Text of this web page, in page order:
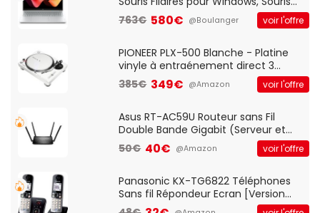
Optique Filaire, Connexion USB Plug
And Play, Confortable, Taille
QWERTY UK - Noir
763€ 580€ @Boulanger voir l'offre
PIONEER PLX-500 Blanche - Platine
vinyle à entraénement direct 3
vitesses (33-45-78 trs/min) avec
pre-ampli intégré et port USB
385€ 349€ @Amazon voir l'offre
Asus RT-AC59U Routeur sans Fil
Double Bande Gigabit (Serveur et
Client VPN, Triple Vlan, Mode Point
d'accès et Bridge, contrôle Parental,
50€ 40€ @Amazon voir l'offre
Panasonic KX-TG6822 Téléphones
Sans fil Répondeur Ecran [Version
Française]